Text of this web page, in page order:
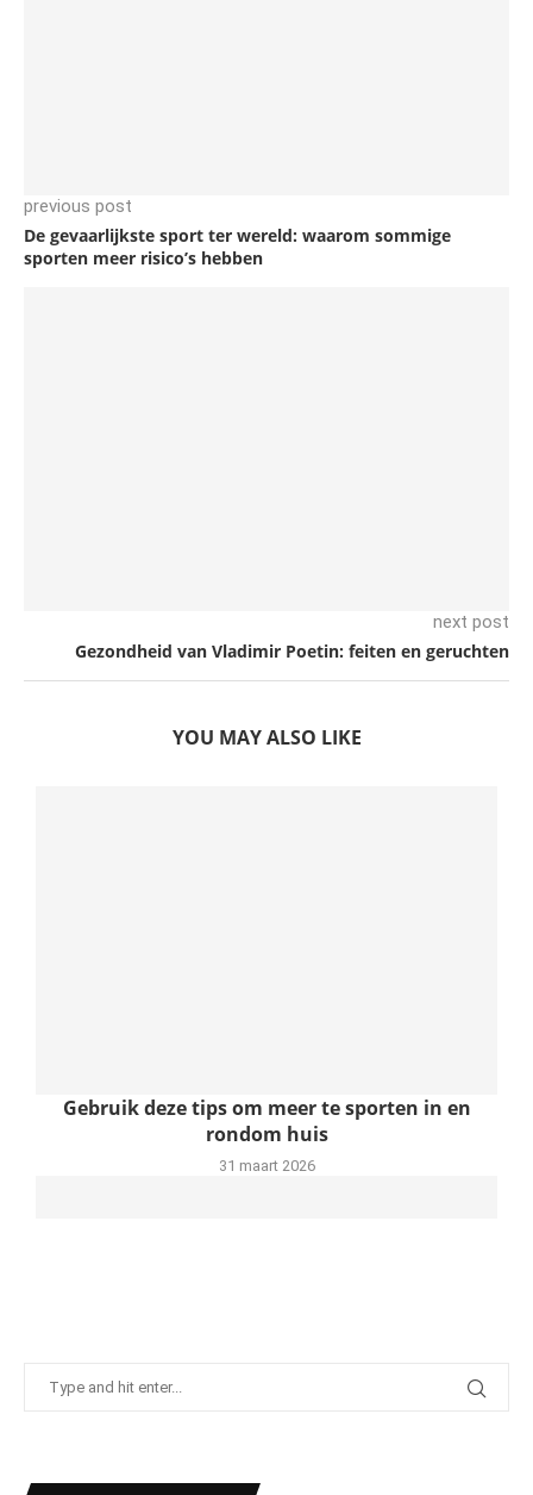
previous post
De gevaarlijkste sport ter wereld: waarom sommige
sporten meer risico’s hebben
next post
Gezondheid van Vladimir Poetin: feiten en geruchten
YOU MAY ALSO LIKE
Gebruik deze tips om meer te sporten in en
rondom huis
31 maart 2026